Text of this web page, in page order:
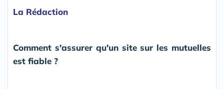
La Rédaction
Comment s'assurer qu'un site sur les mutuelles
est fiable ?